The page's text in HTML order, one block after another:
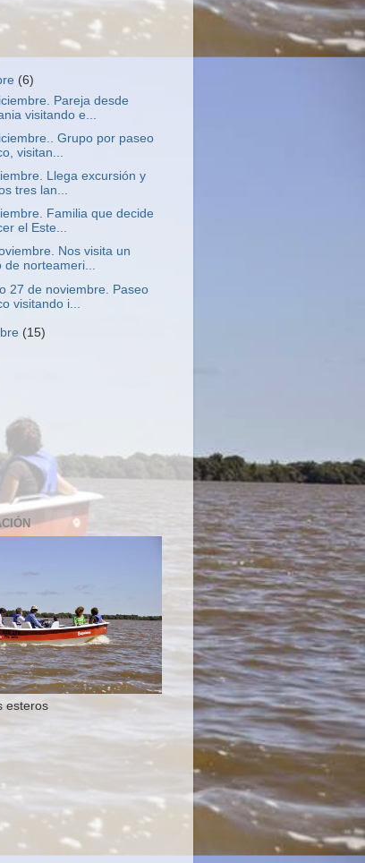
(6)
Pareja desde
visitando e...
Grupo por paseo
visitan...
Llega excursión y
tres lan...
Familia que decide
el Este...
Nos visita un
de norteameri...
27 de noviembre. Paseo
visitando i...
(15)
esteros